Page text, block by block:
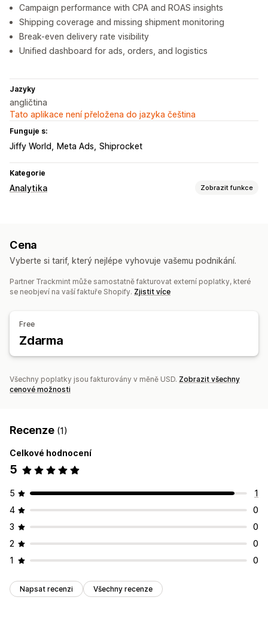
Campaign performance with CPA and ROAS insights
Shipping coverage and missing shipment monitoring
Break-even delivery rate visibility
Unified dashboard for ads, orders, and logistics
Jazyky
angličtina
Tato aplikace není přeložena do jazyka čeština
Funguje s:
Jiffy World Meta Ads Shiprocket
Kategorie
Analytika Zobrazit funkce
Vizuály a výkazy
Vlastní výkazy
Cena
Vyberte si tarif, který nejlépe vyhovuje vašemu podnikání.
Partner Trackmint může samostatně fakturovat externí poplatky, které
se neobjeví na vaší faktuře Shopify. Zjistit více
Free
Zdarma
Všechny poplatky jsou fakturovány v měně USD. Zobrazit všechny
cenové možnosti
Recenze (1)
Celkové hodnocení
5
5
1
4
0
3
0
2
0
1
0
Napsat recenzi Všechny recenze